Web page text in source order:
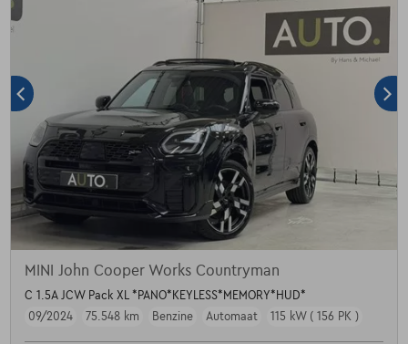
MINI John Cooper Works Countryman
C 1.5A JCW Pack XL *PANO*KEYLESS*MEMORY*HUD*
09/2024
75.548 km Benzine Automaat 115 kW ( 156 PK )